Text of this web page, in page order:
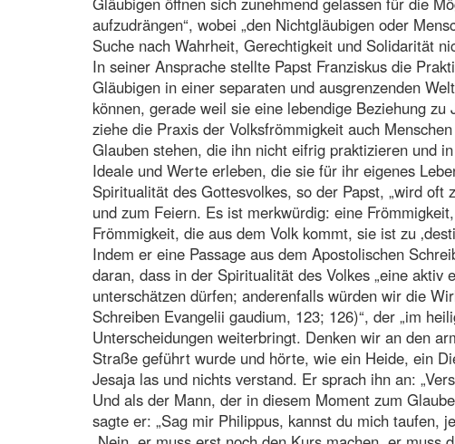
aufzudrängen“, wobei „den Nichtgläubigen oder
Suche nach Wahrheit, Gerechtigkeit und Solidarität
In seiner Ansprache stellte Papst Franziskus die
Gläubigen in einer separaten und ausgrenzenden
können, gerade weil sie eine lebendige Beziehung
ziehe die Praxis der Volksfrömmigkeit auch
Glauben stehen, die ihn nicht eifrig praktizieren und
Ideale und Werte erleben, die sie für ihr eigenes
Spiritualität des Gottesvolkes, so der Papst, „wird
und zum Feiern. Es ist merkwürdig: eine
Frömmigkeit, die aus dem Volk kommt, sie ist zu
Indem er eine Passage aus dem Apostolischen
daran, dass in der Spiritualität des Volkes „eine
unterschätzen dürfen; anderenfalls würden wir die
Schreiben Evangelii gaudium, 123; 126)“, der „im
Unterscheidungen weiterbringt. Denken wir an den
Straße geführt wurde und hörte, wie ein Heide, ein
Jesaja las und nichts verstand. Er sprach ihn an:
Und als der Mann, der in diesem Moment zum
sagte er: „Sag mir Philippus, kannst du mich taufen,